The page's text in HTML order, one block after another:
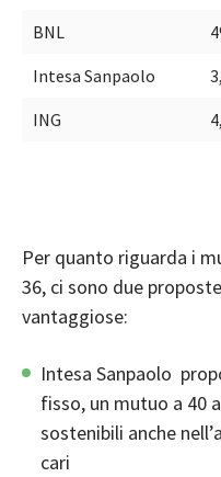
BNL
Intesa Sanpaolo
ING
Per quanto riguarda i
36, ci sono due
vantaggiose:
Intesa Sanpaolo
fisso, un mutuo a 40
sostenibili anche
cari